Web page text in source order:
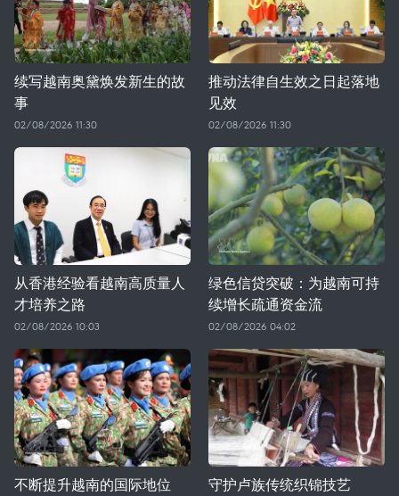
续写越南奥黛焕发新生的故
事
02/08/2026 11:30
推动法律自生效之日起落地
见效
02/08/2026 11:30
从香港经验看越南高质量人
才培养之路
02/08/2026 10:03
绿色信贷突破：为越南可持
续增长疏通资金流
02/08/2026 04:02
不断提升越南的国际地位 守护卢族传统织锦技艺